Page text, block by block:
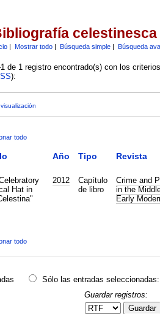
celestinesca
| Mostrar todo| Búsqueda simple| Búsqueda
de 1 registro encontrado(s) con los
):
todo
Año Tipo Revista
Hat in
2012
Capítulo
de libro
Crime and
in the
Early
todo
Sólo las entradas seleccionadas:
Guardar registros:
Guardar